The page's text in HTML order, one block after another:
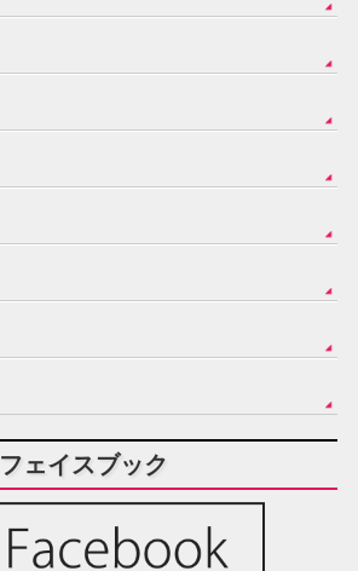
フェイスブック